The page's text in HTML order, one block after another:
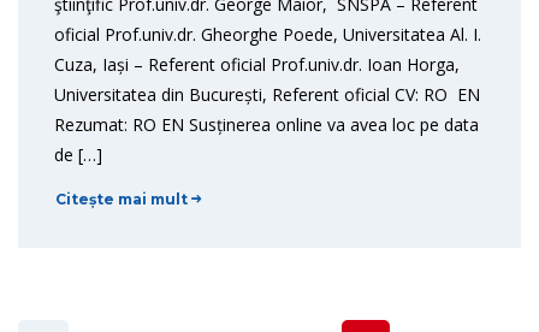
oficial Prof.univ.dr. Gheorghe Poede, Universitatea Al. I.
Cuza, Iași – Referent oficial Prof.univ.dr. Ioan Horga,
Universitatea din București, Referent oficial CV: RO EN
Rezumat: RO EN Susținerea online va avea loc pe data
de […]
Citește mai mult